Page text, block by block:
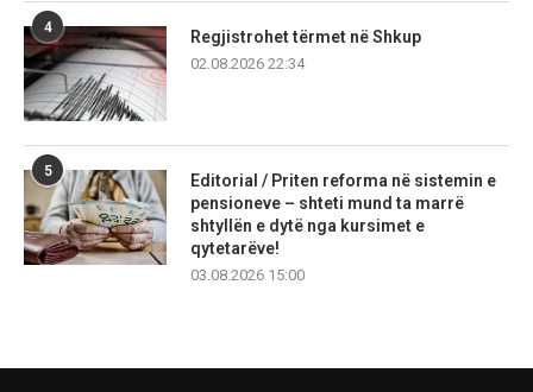
4
Regjistrohet tërmet në Shkup
02.08.2026 22:34
5
Editorial / Priten reforma në sistemin e
pensioneve – shteti mund ta marrë
shtyllën e dytë nga kursimet e
qytetarëve!
03.08.2026 15:00